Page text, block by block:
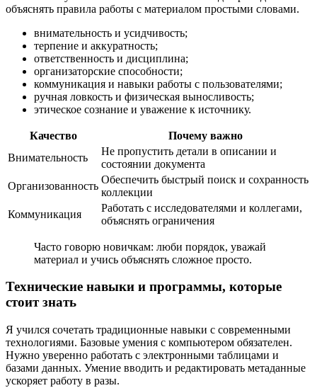
объяснять правила работы с материалом простыми словами.
внимательность и усидчивость;
терпение и аккуратность;
ответственность и дисциплина;
организаторские способности;
коммуникация и навыки работы с пользователями;
ручная ловкость и физическая выносливость;
этическое сознание и уважение к источнику.
Качество
Почему важно
Внимательность
Не пропустить детали в описании и
состоянии документа
Организованность
Обеспечить быстрый поиск и сохранность
коллекции
Коммуникация
Работать с исследователями и коллегами,
объяснять ограничения
Часто говорю новичкам: люби порядок, уважай
материал и учись объяснять сложное просто.
Технические навыки и программы, которые
стоит знать
Я учился сочетать традиционные навыки с современными
технологиями. Базовые умения с компьютером обязателен.
Нужно уверенно работать с электронными таблицами и
базами данных. Умение вводить и редактировать метаданные
ускоряет работу в разы.